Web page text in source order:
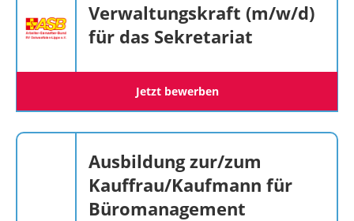
Verwaltungskraft (m/w/d)
für das Sekretariat
Jetzt bewerben
Ausbildung zur/zum
Kauffrau/Kaufmann für
Büromanagement